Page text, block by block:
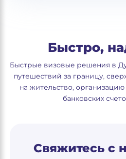
Быстро,
Быстрые визовые решения в
путешествий за границу,
на жительство,
банковских
Свяжитесь с